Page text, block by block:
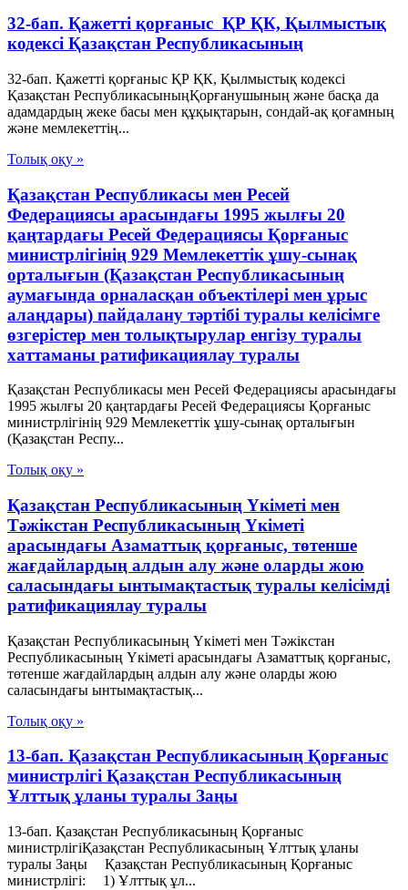
32-бап. Қажеттi қорғаныс ҚР ҚК, Қылмыстық
кодексi Қазақстан Республикасының
32-бап. Қажеттi қорғаныс ҚР ҚК, Қылмыстық кодексi
Қазақстан РеспубликасыныңҚорғанушының және басқа да
адамдардың жеке басы мен құқықтарын, сондай-ақ қоғамның
және мемлекеттің...
Толық оқу »
Қазақстан Республикасы мен Ресей
Федерациясы арасындағы 1995 жылғы 20
қаңтардағы Ресей Федерациясы Қорғаныс
министрлігінің 929 Мемлекеттік ұшу-сынақ
орталығын (Қазақстан Республикасының
аумағында орналасқан объектілері мен ұрыс
алаңдары) пайдалану тәртібі туралы келісімге
өзгерістер мен толықтырулар енгізу туралы
хаттаманы ратификациялау туралы
Қазақстан Республикасы мен Ресей Федерациясы арасындағы
1995 жылғы 20 қаңтардағы Ресей Федерациясы Қорғаныс
министрлігінің 929 Мемлекеттік ұшу-сынақ орталығын
(Қазақстан Респу...
Толық оқу »
Қазақстан Республикасының Үкіметі мен
Тәжікстан Республикасының Үкіметі
арасындағы Азаматтық қорғаныс, төтенше
жағдайлардың алдын алу және оларды жою
саласындағы ынтымақтастық туралы келісімді
ратификациялау туралы
Қазақстан Республикасының Үкіметі мен Тәжікстан
Республикасының Үкіметі арасындағы Азаматтық қорғаныс,
төтенше жағдайлардың алдын алу және оларды жою
саласындағы ынтымақтастық...
Толық оқу »
13-бап. Қазақстан Республикасының Қорғаныс
министрлігі Қазақстан Республикасының
Ұлттық ұланы туралы Заңы
13-бап. Қазақстан Республикасының Қорғаныс
министрлігіҚазақстан Республикасының Ұлттық ұланы
туралы Заңы Қазақстан Республикасының Қорғаныс
министрлігі: 1) Ұлттық ұл...